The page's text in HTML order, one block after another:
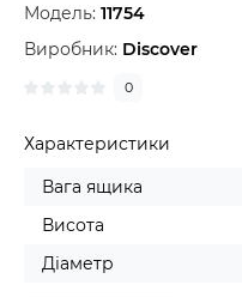
Модель: 11754
Виробник: Discover
0
Характеристики
Вага ящика
Висота
Діаметр